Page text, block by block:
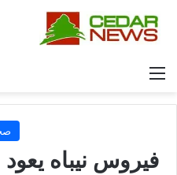
القائمة
فيروس نيباه